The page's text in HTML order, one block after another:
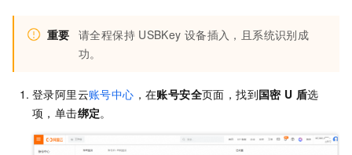
重要 请全程保持 USBKey 设备插入，且系统识别成
功。
登录阿里云账号中心 ，在账号安全页面，找到国密 U 盾选
项，单击绑定。